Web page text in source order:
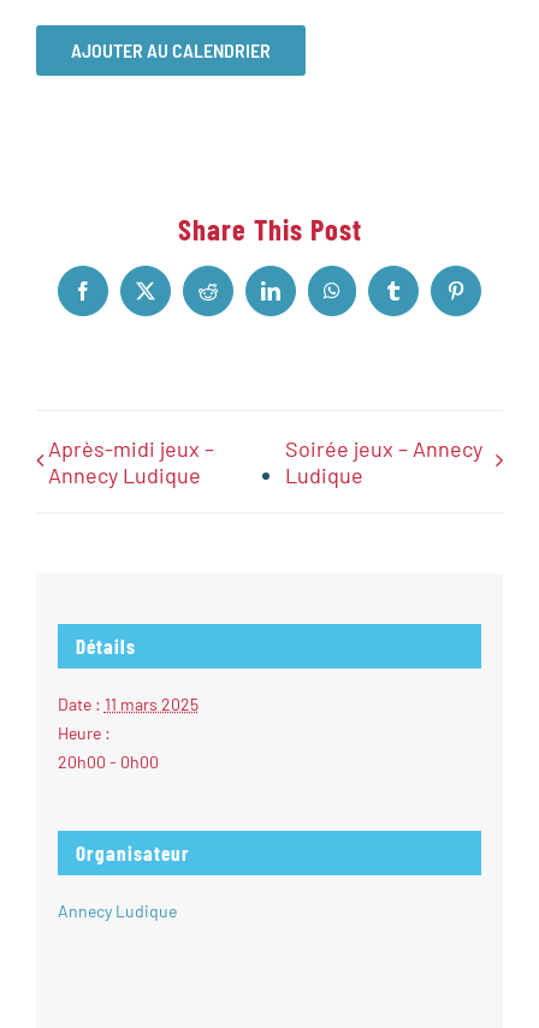
AJOUTER AU CALENDRIER
Share This Post
Facebook
X Reddit LinkedInWhatsAppTumblr Pinterest
Après-midi jeux –
Annecy Ludique
Soirée jeux – Annecy
Ludique
Détails
Date : 11 mars 2025
Heure :
20h00 - 0h00
Organisateur
Annecy Ludique